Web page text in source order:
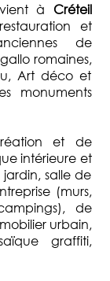
à Créteil
et
de
romaines,
Art déco et
monuments
et de
intérieure et
salle de
(murs,
de
urbain,
graffiti,